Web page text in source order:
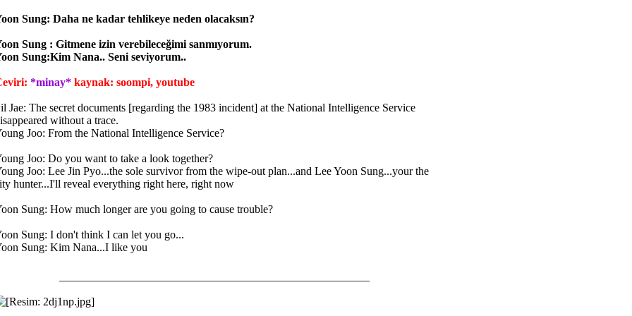
Sung: Daha ne kadar tehlikeye neden olacaksın?
Sung : Gitmene izin verebileceğimi sanmıyorum.
Sung:Kim Nana.. Seni seviyorum..
*minay* kaynak: soompi, youtube
Jae: The secret documents [regarding the 1983 incident] at the National Intelligence Service
without a trace.
Joo: From the National Intelligence Service?
Joo: Do you want to take a look together?
Joo: Lee Jin Pyo...the sole survivor from the wipe-out plan...and Lee Yoon Sung...your the
hunter...I'll reveal everything right here, right now
Sung: How much longer are you going to cause trouble?
Sung: I don't think I can let you go...
Sung: Kim Nana...I like you